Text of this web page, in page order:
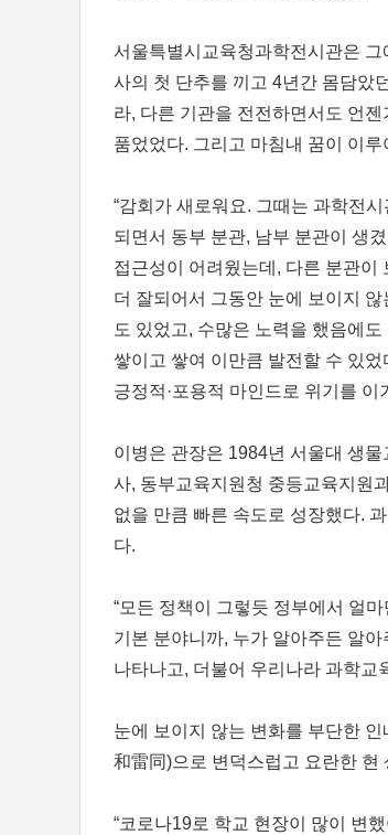
서울특별시교육청과학전시관은
사의 첫 단추를 끼고 4년간 몸담았
라, 다른 기관을 전전하면서도 언
품었었다. 그리고 마침내 꿈이 이루
“감회가 새로워요. 그때는 과학전
되면서 동부 분관, 남부 분관이 생
접근성이 어려웠는데, 다른 분관이
더 잘되어서 그동안 눈에 보이지
도 있었고, 수많은 노력을 했음에
쌓이고 쌓여 이만큼 발전할 수 있
긍정적·포용적 마인드로 위기를 이
이병은 관장은 1984년 서울대 생
사, 동부교육지원청 중등교육지원
없을 만큼 빠른 속도로 성장했다.
다.
“모든 정책이 그렇듯 정부에서 얼
기본 분야니까, 누가 알아주든 알
나타나고, 더불어 우리나라 과학교
눈에 보이지 않는 변화를 부단한
和雷同)으로 변덕스럽고 요란한 현
“코로나19로 학교 현장이 많이 변